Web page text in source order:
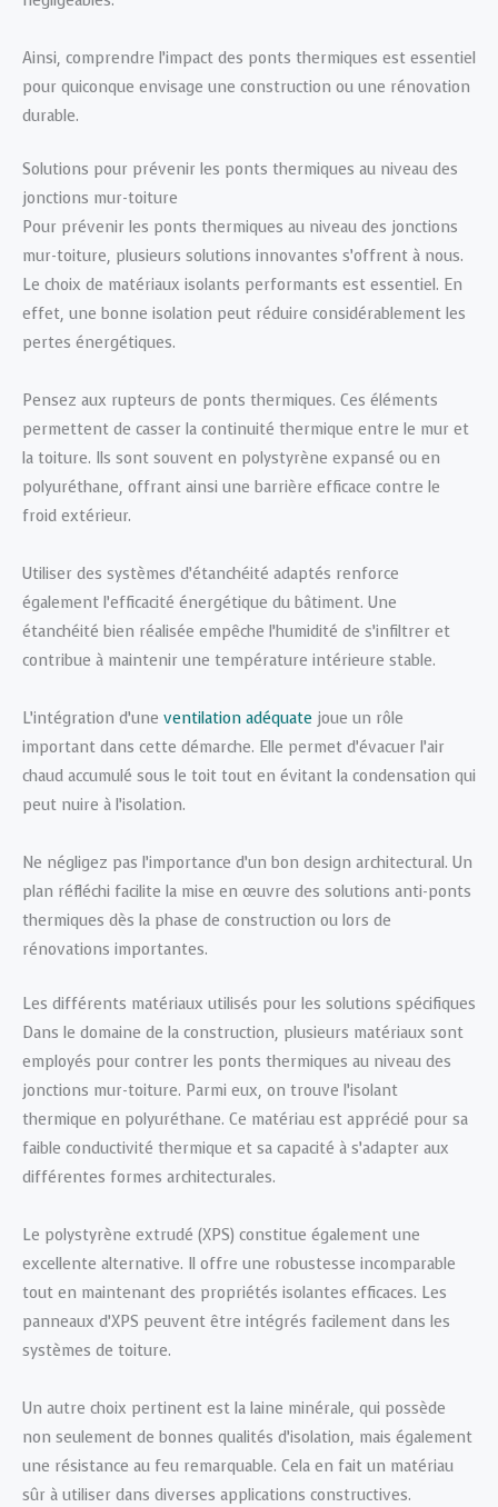
Ainsi, comprendre l’impact des ponts thermiques est essentiel
pour quiconque envisage une construction ou une rénovation
durable.
Solutions pour prévenir les ponts thermiques au niveau des
jonctions mur-toiture
Pour prévenir les ponts thermiques au niveau des jonctions
mur-toiture, plusieurs solutions innovantes s’offrent à nous.
Le choix de matériaux isolants performants est essentiel. En
effet, une bonne isolation peut réduire considérablement les
pertes énergétiques.
Pensez aux rupteurs de ponts thermiques. Ces éléments
permettent de casser la continuité thermique entre le mur et
la toiture. Ils sont souvent en polystyrène expansé ou en
polyuréthane, offrant ainsi une barrière efficace contre le
froid extérieur.
Utiliser des systèmes d’étanchéité adaptés renforce
également l’efficacité énergétique du bâtiment. Une
étanchéité bien réalisée empêche l’humidité de s’infiltrer et
contribue à maintenir une température intérieure stable.
L’intégration d’une ventilation adéquate joue un rôle
important dans cette démarche. Elle permet d’évacuer l’air
chaud accumulé sous le toit tout en évitant la condensation qui
peut nuire à l’isolation.
Ne négligez pas l’importance d’un bon design architectural. Un
plan réfléchi facilite la mise en œuvre des solutions anti-ponts
thermiques dès la phase de construction ou lors de
rénovations importantes.
Les différents matériaux utilisés pour les solutions spécifiques
Dans le domaine de la construction, plusieurs matériaux sont
employés pour contrer les ponts thermiques au niveau des
jonctions mur-toiture. Parmi eux, on trouve l’isolant
thermique en polyuréthane. Ce matériau est apprécié pour sa
faible conductivité thermique et sa capacité à s’adapter aux
différentes formes architecturales.
Le polystyrène extrudé (XPS) constitue également une
excellente alternative. Il offre une robustesse incomparable
tout en maintenant des propriétés isolantes efficaces. Les
panneaux d’XPS peuvent être intégrés facilement dans les
systèmes de toiture.
Un autre choix pertinent est la laine minérale, qui possède
non seulement de bonnes qualités d’isolation, mais également
une résistance au feu remarquable. Cela en fait un matériau
sûr à utiliser dans diverses applications constructives.